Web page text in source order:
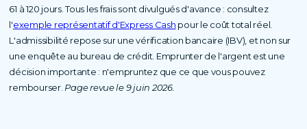
61 à 120 jours. Tous les frais sont divulgués d'avance : consultez
l'exemple représentatif d'Express Cash pour le coût total réel.
L'admissibilité repose sur une vérification bancaire (IBV), et non sur
une enquête au bureau de crédit. Emprunter de l'argent est une
décision importante : n'empruntez que ce que vous pouvez
rembourser. Page revue le 9 juin 2026.